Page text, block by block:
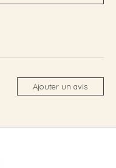
Ajouter un avis